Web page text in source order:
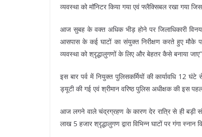
व्यवस्था को मॉनिटर किया गया एवं फ्लैक्सिबल रखा गया
आज सुबह के वक्त अधिक भीड़ होने पर जिलाधिकारी
आसपास के कई घाटों का संयुक्त निरीक्षण करते हुए मौके
व्यवस्था को श्रृद्धालुगणों के लिए और बेहतर कैसे बनाया
इस बार पर्व में नियुक्त पुलिसकर्मियों की कार्यावधि 12
ड्यूटी की गई एवं श्रीमान वरिष्ठ पुलिस अधीक्षक की इस
आज लगने वाले चंद्रग्रहण के कारण देर रात्रि से ही बड़ी
लाख 5 हजार श्रृद्धालुगण द्वारा विभिन्न घाटों पर गंगा स्नान